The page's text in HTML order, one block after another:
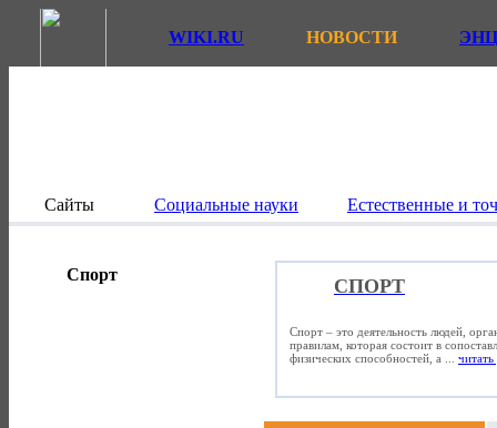
WIKI.RU НОВОСТИ
Сайты Социальные науки Естественные и
Спорт
СПОРТ
Спорт – это деятельность людей,
правилам, которая состоит в
физических способностей, а ... читать